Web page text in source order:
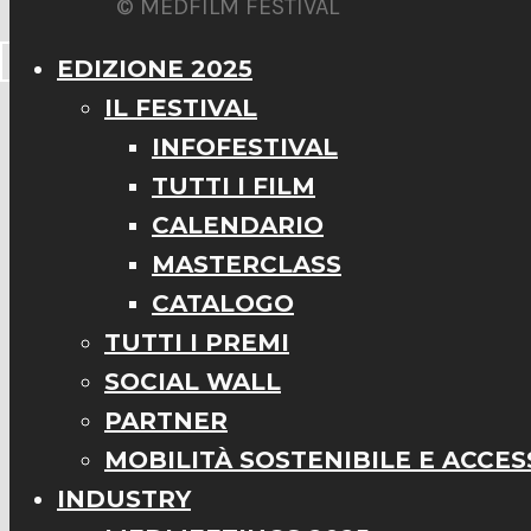
© MEDFILM FESTIVAL
EDIZIONE 2025
IL FESTIVAL
INFOFESTIVAL
TUTTI I FILM
CALENDARIO
MASTERCLASS
CATALOGO
TUTTI I PREMI
SOCIAL WALL
PARTNER
MOBILITÀ SOSTENIBILE E
INDUSTRY